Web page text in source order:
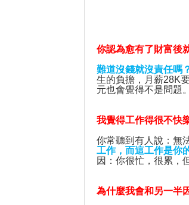
你認為愈有了財富後
難道沒錢就沒責任嗎
生的負擔，月薪28K
元也會覺得不是問題。
我覺得工作得很不快
你常聽到有人說：無
工作，而這工作是你
因：你很忙，很累，
為什麼我會和另一半